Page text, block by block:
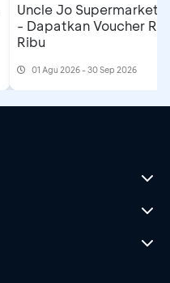
Uncle Jo Supermarket
- Dapatkan Voucher
Ribu
01 Agu 2026 - 30 Sep 2026